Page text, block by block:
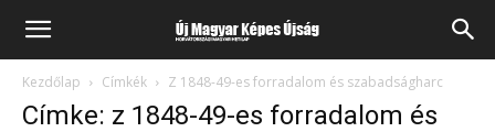
Kezdőlap Címkék Z 1848-49-es forradalom és szabadságharc
Címke: z 1848-49-es forradalom és